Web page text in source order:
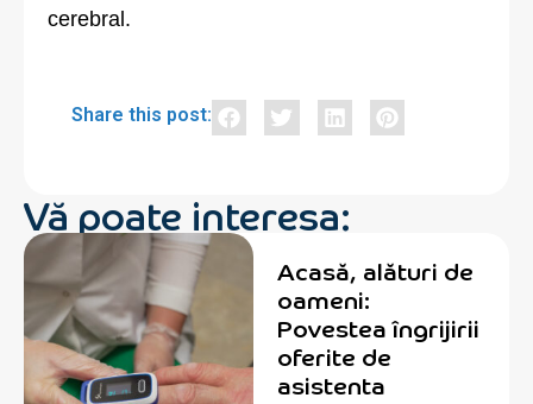
cerebral.
Share this post:
Vă poate interesa:
Acasă, alături de
oameni:
Povestea îngrijirii
oferite de
asistenta